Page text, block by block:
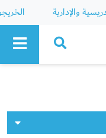
والإدارية